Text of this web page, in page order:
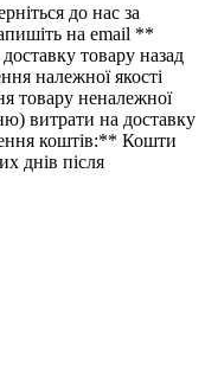
до нас за
на email **
товару назад
належної якості
товару неналежної
витрати на доставку
коштів:** Кошти
днів після